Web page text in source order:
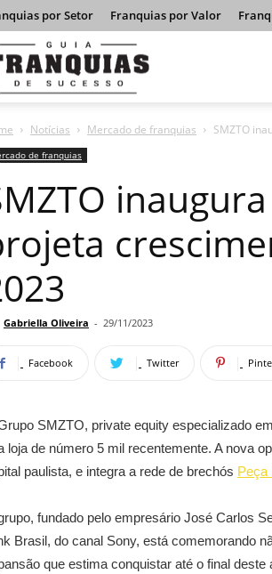
por Setor Franquias por Valor
Franquias
de
Notícias Mercado de franquias SMZTO
de franquias
Gabriella Oliveira - 29/11/2023
Facebook Twitter
SMZTO, private equity especializado
loja de número 5 mil recentemente. A nova
paulista, e integra a rede de brechós Peça
fundado pelo empresário José Carlos
Brasil, do canal Sony, está comemorando
que estima conquistar até o final deste